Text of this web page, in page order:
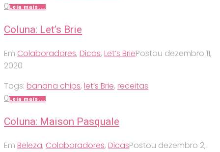
0Leia mais...
Coluna: Let’s Brie
Em Colaboradores, Dicas, Let’s BriePostou dezembro 11,
2020
Tags: banana chips, let’s Brie, receitas
0Leia mais...
Coluna: Maison Pasquale
Em Beleza, Colaboradores, DicasPostou dezembro 2,